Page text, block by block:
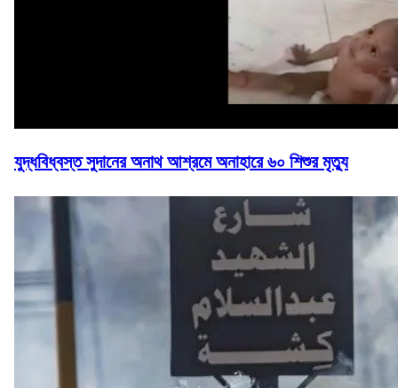
যুদ্ধবিধ্বস্ত সুদানের অনাথ আশ্রমে অনাহারে ৬০ শিশুর মৃত্যু